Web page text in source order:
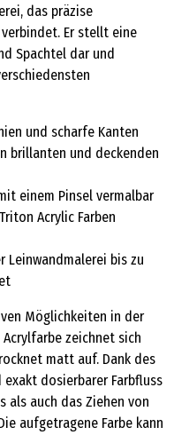
das präzise
Er stellt eine
Spachtel dar und
und scharfe Kanten
brillanten und deckenden
einem Pinsel vermalbar
Acrylic Farben
Leinwandmalerei bis zu
Möglichkeiten in der
zeichnet sich
matt auf. Dank des
dosierbarer Farbfluss
auch das Ziehen von
aufgetragene Farbe kann